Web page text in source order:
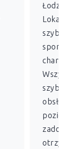
Łodzi)
Lokal